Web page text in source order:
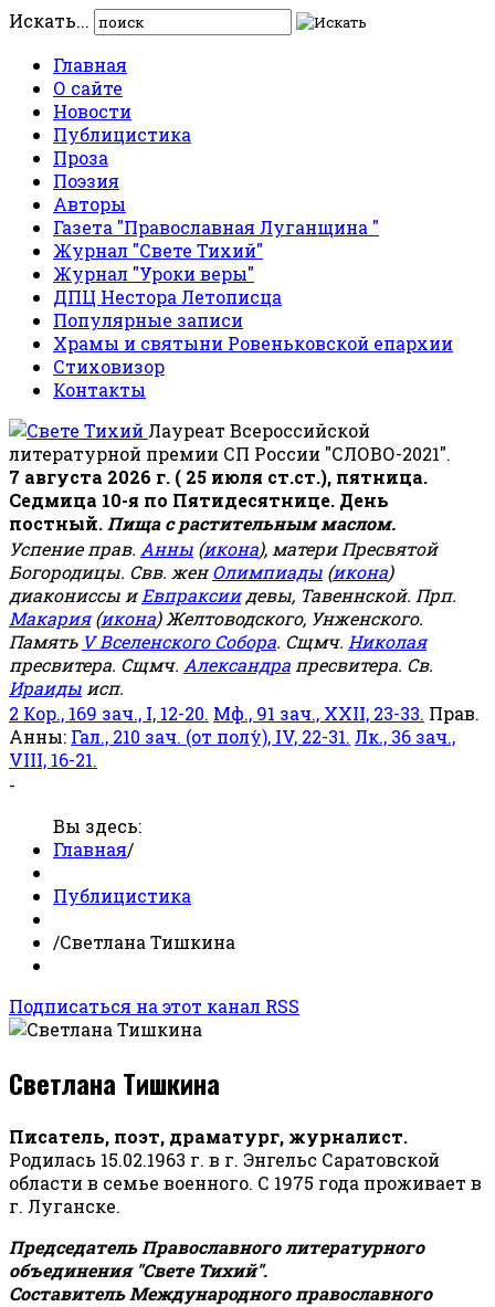
Искать...
Главная
О сайте
Новости
Публицистика
Проза
Поэзия
Авторы
Газета "Православная Луганщина "
Журнал "Свете Тихий"
Журнал "Уроки веры"
ДПЦ Нестора Летописца
Популярные записи
Храмы и святыни Ровеньковской епархии
Стиховизор
Контакты
Лауреат Всероссийской
литературной премии СП России "СЛОВО-2021".
7 августа 2026 г. ( 25 июля ст.ст.), пятница.
Седмица 10-я по Пятидесятнице. День
постный. Пища с растительным маслом.
Успение прав. Анны (икона), матери Пресвятой
Богородицы. Свв. женОлимпиады (икона)
диакониссы иЕвпраксиидевы, Тавеннской. Прп.
Макария(икона) Желтоводского, Унженского.
Память V Вселенского Собора. Сщмч. Николая
пресвитера. Сщмч. Александра пресвитера. Св.
Ираиды исп.
2 Кор., 169 зач., I, 12-20. Мф., 91 зач., XXII, 23-33. Прав.
Анны: Гал., 210 зач. (от полу́), IV, 22-31. Лк., 36 зач.,
VIII, 16-21.
-
Вы здесь:
Главная/
Публицистика
/Светлана Тишкина
Подписаться на этот канал RSS
Светлана Тишкина
Писатель, поэт, драматург, журналист.
Родилась 15.02.1963 г. в г. Энгельс Саратовской
области в семье военного. С 1975 года проживает в
г. Луганске.
Председатель Православного литературного
объединения "Свете Тихий".
Составитель Международного православного